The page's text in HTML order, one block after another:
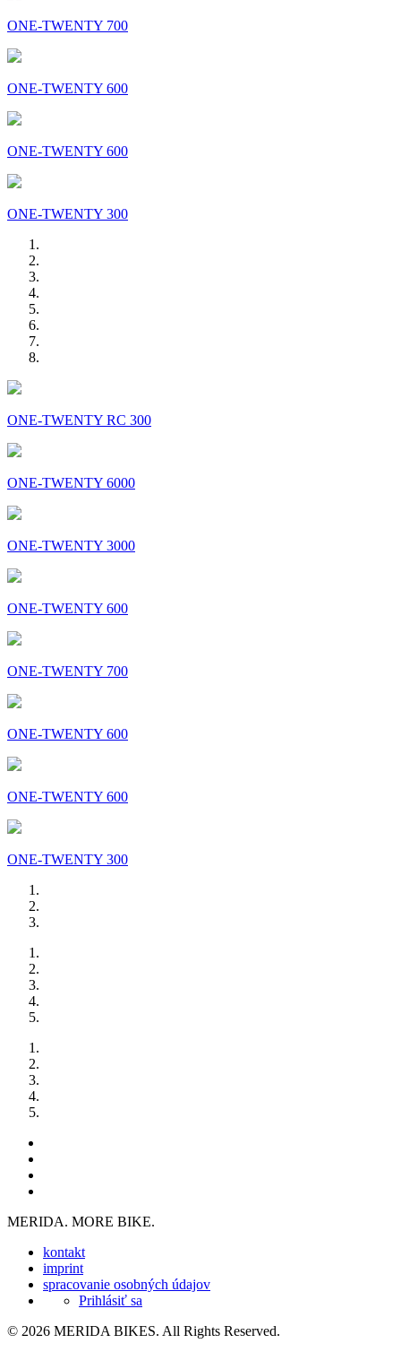
ONE-TWENTY 700
ONE-TWENTY 600
ONE-TWENTY 600
ONE-TWENTY 300
ONE-TWENTY RC 300
ONE-TWENTY 6000
ONE-TWENTY 3000
ONE-TWENTY 600
ONE-TWENTY 700
ONE-TWENTY 600
ONE-TWENTY 600
ONE-TWENTY 300
MERIDA. MORE BIKE.
kontakt
imprint
spracovanie osobných údajov
Prihlásiť sa
© 2026 MERIDA BIKES. All Rights Reserved.